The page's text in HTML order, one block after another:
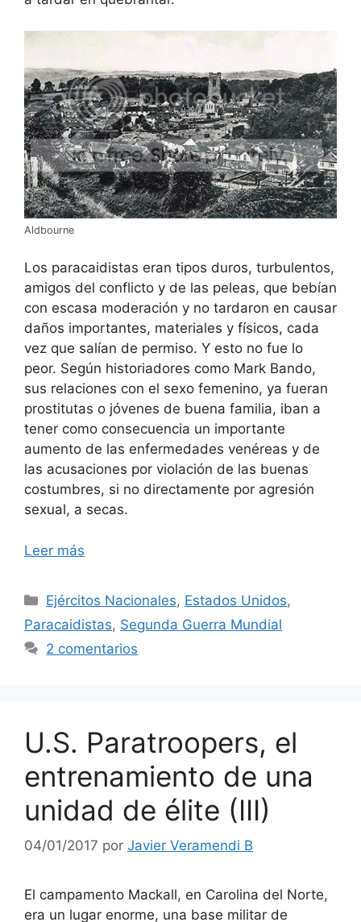
Aldbourne
Los paracaidistas eran tipos duros, turbulentos,
amigos del conflicto y de las peleas, que bebían
con escasa moderación y no tardaron en causar
daños importantes, materiales y físicos, cada
vez que salían de permiso. Y esto no fue lo
peor. Según historiadores como Mark Bando,
sus relaciones con el sexo femenino, ya fueran
prostitutas o jóvenes de buena familia, iban a
tener como consecuencia un importante
aumento de las enfermedades venéreas y de
las acusaciones por violación de las buenas
costumbres, si no directamente por agresión
sexual, a secas.
Leer más
Categorías
Ejércitos Nacionales, Estados Unidos,
Paracaidistas, Segunda Guerra Mundial
2 comentarios
U.S. Paratroopers, el
entrenamiento de una
unidad de élite (III)
04/01/2017 por Javier Veramendi B
El campamento Mackall, en Carolina del Norte,
era un lugar enorme, una base militar de